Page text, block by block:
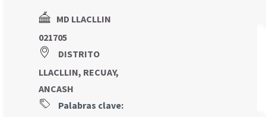
MD LLACLLIN
021705
DISTRITO
LLACLLIN, RECUAY,
ANCASH
Palabras clave: